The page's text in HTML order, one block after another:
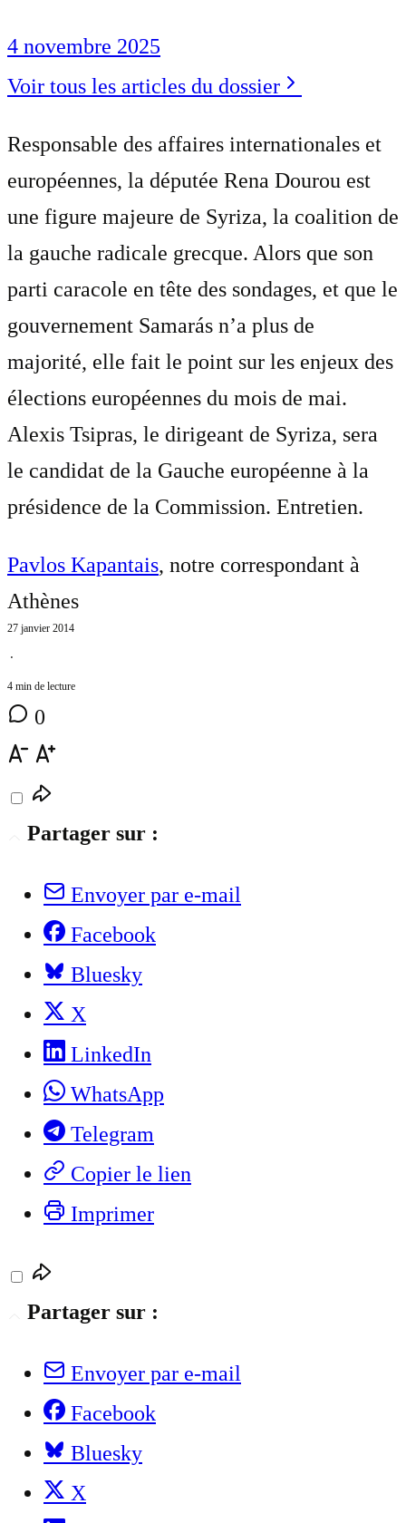
4 novembre 2025
Voir tous les articles du dossier
Responsable des affaires internationales et
européennes, la députée Rena Dourou est
une figure majeure de Syriza, la coalition de
la gauche radicale grecque. Alors que son
parti caracole en tête des sondages, et que le
gouvernement Samarás n’a plus de
majorité, elle fait le point sur les enjeux des
élections européennes du mois de mai.
Alexis Tsipras, le dirigeant de Syriza, sera
le candidat de la Gauche européenne à la
présidence de la Commission. Entretien.
Pavlos Kapantais, notre correspondant à
Athènes
27 janvier 2014
⋅
4 min de lecture
0
Partager sur :
Envoyer par e-mail
Facebook
Bluesky
X
LinkedIn
WhatsApp
Telegram
Copier le lien
Imprimer
Partager sur :
Envoyer par e-mail
Facebook
Bluesky
X